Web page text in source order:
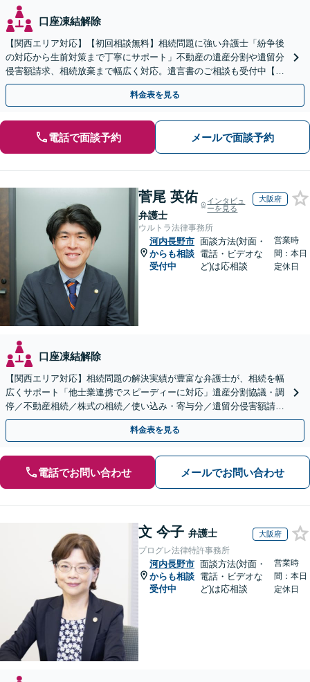
口座凍結解除
【関西エリア対応】【初回相談無料】相続問題に強い弁護士「紛争後
の対応から生前対策まで丁寧にサポート」不動産の遺産分割や遺留分
侵害額請求、相続放棄まで幅広く対応。遺言書のご相談も受付中【夜
間・休日面談可】【WEB面談】【完全個室】
料金表を見る
電話で面談予約 メールで面談予約
菅尾 英佑
弁護士
インタビュ
ーを見る
大阪府
ウルトラ法律事務所
河内長野市
からも相談
受付中
面談方法(対面・
電話・ビデオな
ど)は応相談
営業時
間：本日
定休日
口座凍結解除
【関西エリア対応】相続問題の解決実績が豊富な弁護士が、相続を幅
広くサポート「他士業連携でスピーディーに対応」遺産分割協議・調
停／不動産相続／株式の相続／使い込み・寄与分／遺留分侵害額請求
／相続放棄（借金の相続）／遺言書作成
料金表を見る
電話でお問い合わせ メールでお問い合わせ
文 今子 弁護士 大阪府
プログレ法律特許事務所
河内長野市
からも相談
受付中
面談方法(対面・
電話・ビデオな
ど)は応相談
営業時
間：本日
定休日